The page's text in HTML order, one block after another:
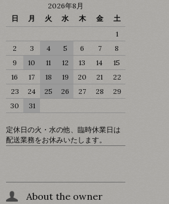
2026年8月
日
月 火 水 木 金
土
1
2
3 4 5 6 7
8
9
10 11 12 13 14
15
16
17 18 19 20 21
22
23
24 25 26 27 28
29
30
31
定休日の火・水の他、臨時休業日は
配送業務をお休みいたします。
About the owner